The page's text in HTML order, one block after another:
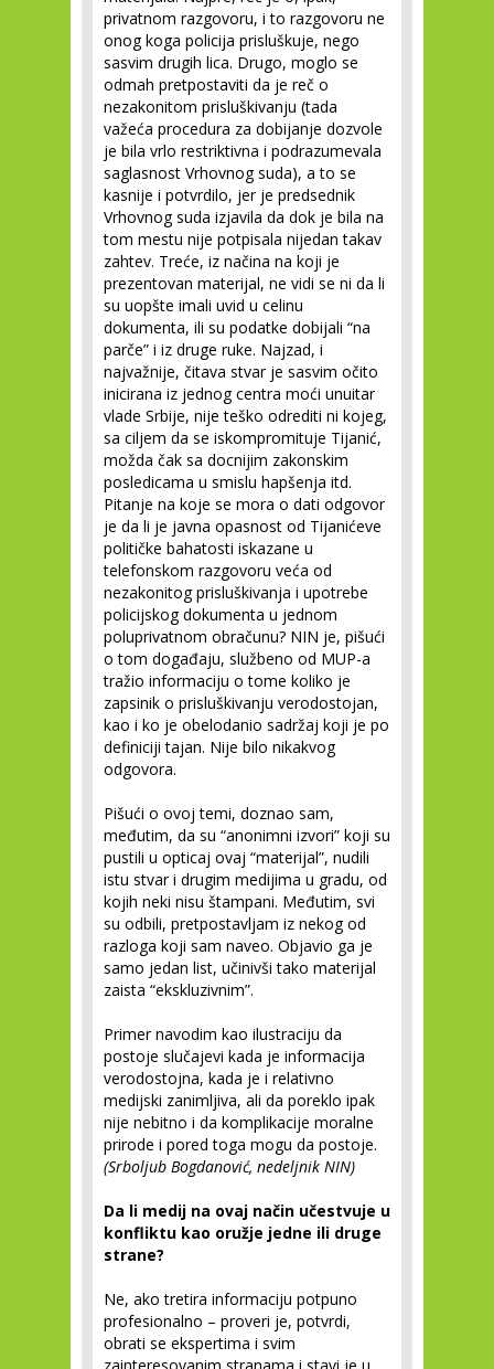
privatnom razgovoru, i to razgovoru ne
onog koga policija prisluškuje, nego
sasvim drugih lica. Drugo, moglo se
odmah pretpostaviti da je reč o
nezakonitom prisluškivanju (tada
važeća procedura za dobijanje dozvole
je bila vrlo restriktivna i podrazumevala
saglasnost Vrhovnog suda), a to se
kasnije i potvrdilo, jer je predsednik
Vrhovnog suda izjavila da dok je bila na
tom mestu nije potpisala nijedan takav
zahtev. Treće, iz načina na koji je
prezentovan materijal, ne vidi se ni da li
su uopšte imali uvid u celinu
dokumenta, ili su podatke dobijali “na
parče” i iz druge ruke. Najzad, i
najvažnije, čitava stvar je sasvim očito
inicirana iz jednog centra moći unuitar
vlade Srbije, nije teško odrediti ni kojeg,
sa ciljem da se iskompromituje Tijanić,
možda čak sa docnijim zakonskim
posledicama u smislu hapšenja itd.
Pitanje na koje se mora o dati odgovor
je da li je javna opasnost od Tijanićeve
političke bahatosti iskazane u
telefonskom razgovoru veća od
nezakonitog prisluškivanja i upotrebe
policijskog dokumenta u jednom
poluprivatnom obračunu? NIN je, pišući
o tom događaju, službeno od MUP-a
tražio informaciju o tome koliko je
zapsinik o prisluškivanju verodostojan,
kao i ko je obelodanio sadržaj koji je po
definiciji tajan. Nije bilo nikakvog
odgovora.
Pišući o ovoj temi, doznao sam,
međutim, da su “anonimni izvori” koji su
pustili u opticaj ovaj “materijal”, nudili
istu stvar i drugim medijima u gradu, od
kojih neki nisu štampani. Međutim, svi
su odbili, pretpostavljam iz nekog od
razloga koji sam naveo. Objavio ga je
samo jedan list, učinivši tako materijal
zaista “ekskluzivnim”.
Primer navodim kao ilustraciju da
postoje slučajevi kada je informacija
verodostojna, kada je i relativno
medijski zanimljiva, ali da poreklo ipak
nije nebitno i da komplikacije moralne
prirode i pored toga mogu da postoje.
(Srboljub Bogdanović, nedeljnik NIN)
Da li medij na ovaj način učestvuje u
konfliktu kao oružje jedne ili druge
strane?
Ne, ako tretira informaciju potpuno
profesionalno – proveri je, potvrdi,
obrati se ekspertima i svim